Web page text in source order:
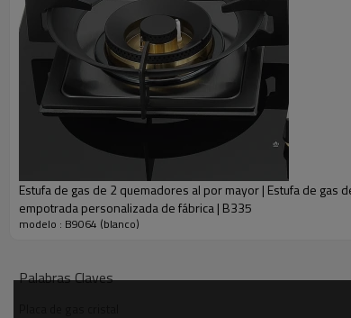
Potencia térmica (KW)
Voltaje (opcional)
Protección (opcional)
Tamaño del producto
Espesores
Tamaño de corte
Estufa de gas de 2 quemadores al por mayor | Estufa de gas
empotrada personalizada de fábrica | B335
modelo : B9064 (blanco)
Palabras Claves